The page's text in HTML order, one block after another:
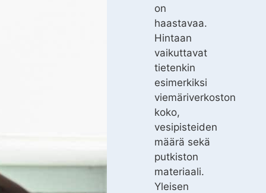
on
haastavaa.
Hintaan
vaikuttavat
tietenkin
esimerkiksi
viemäriverkoston
koko,
vesipisteiden
määrä sekä
putkiston
materiaali.
Yleisen